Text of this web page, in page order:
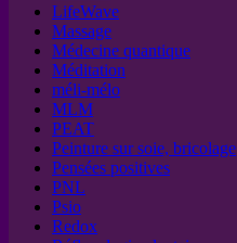
LifeWave
Massage
Médecine quantique
Méditation
méli-mélo
MLM
PEAT
Peinture sur soie, bricolage
Pensées positives
PNL
Psio
Redox